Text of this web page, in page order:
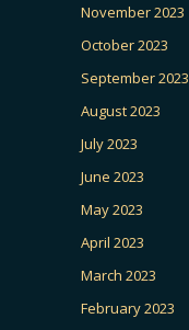
November 2023
October 2023
September 2023
August 2023
July 2023
June 2023
May 2023
April 2023
March 2023
February 2023